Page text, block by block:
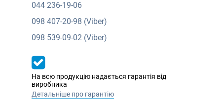
044 236-19-06
098 407-20-98 (Viber)
098 539-09-02 (Viber)
На всю продукцію надається гарантія від
виробника
Детальніше про гарантію